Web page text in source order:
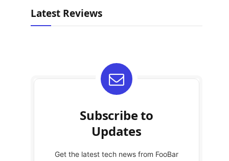
Latest Reviews
Subscribe to
Updates
Get the latest tech news from FooBar